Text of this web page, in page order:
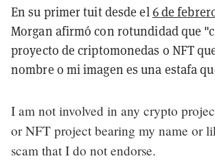
En su primer tuit desde el6 de
Morgan afirmó con rotundidad que
proyecto de criptomonedas o NFT
nombre o mi imagen es una estafa
I am not involved in any crypto
or NFT project bearing my name or
scam that I do not endorse.